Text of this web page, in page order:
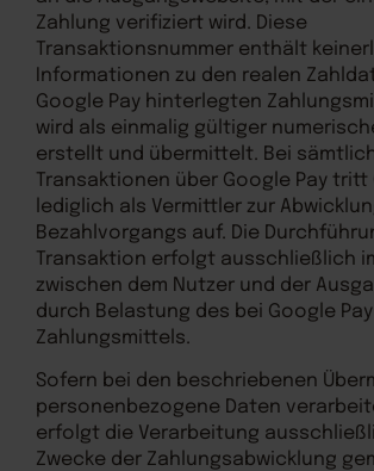
Zahlung verifiziert wird. Diese
Transaktionsnummer enthält
Informationen zu den realen
Google Pay hinterlegten
wird als einmalig gültiger
erstellt und übermittelt. Bei
Transaktionen über Google Pay tritt
lediglich als Vermittler zur
Bezahlvorgangs auf. Die
Transaktion erfolgt ausschließlich
zwischen dem Nutzer und der
durch Belastung des bei Google
Zahlungsmittels.
Sofern bei den beschriebenen
personenbezogene Daten
erfolgt die Verarbeitung
Zwecke der Zahlungsabwicklung